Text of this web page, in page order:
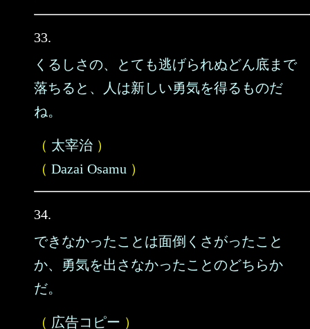
33.
くるしさの、とても逃げられぬどん底まで
落ちると、人は新しい勇気を得るものだ
ね。
（ 太宰治 ）
（ Dazai Osamu ）
34.
できなかったことは面倒くさがったこと
か、勇気を出さなかったことのどちらか
だ。
（ 広告コピー ）